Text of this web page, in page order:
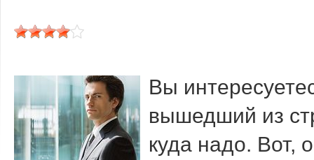
Вы
вышедший из
куда надо. Вот,